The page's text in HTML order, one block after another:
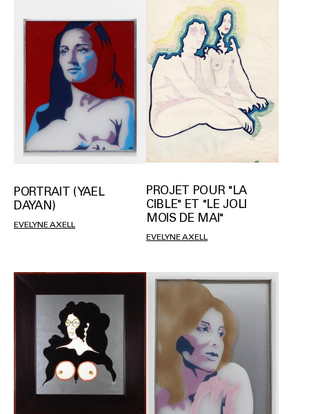
PORTRAIT (YAEL
DAYAN)
EVELYNE AXELL
PROJET POUR "LA
CIBLE" ET "LE JOLI
MOIS DE MAI"
EVELYNE AXELL